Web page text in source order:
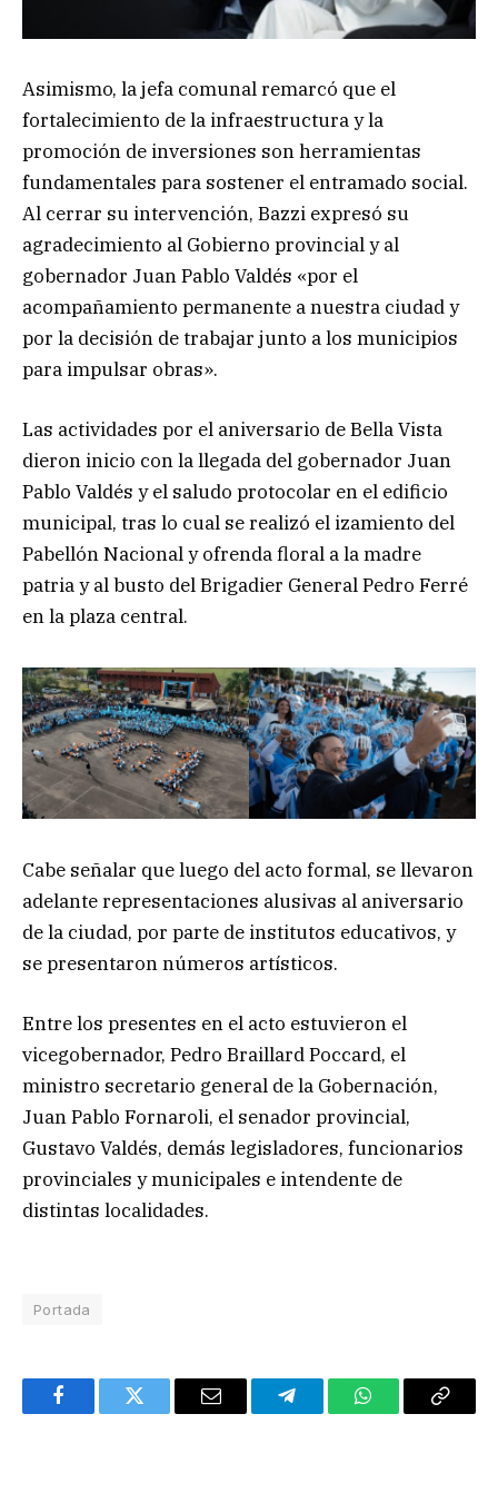
Asimismo, la jefa comunal remarcó que el
fortalecimiento de la infraestructura y la
promoción de inversiones son herramientas
fundamentales para sostener el entramado social.
Al cerrar su intervención, Bazzi expresó su
agradecimiento al Gobierno provincial y al
gobernador Juan Pablo Valdés «por el
acompañamiento permanente a nuestra ciudad y
por la decisión de trabajar junto a los municipios
para impulsar obras».
Las actividades por el aniversario de Bella Vista
dieron inicio con la llegada del gobernador Juan
Pablo Valdés y el saludo protocolar en el edificio
municipal, tras lo cual se realizó el izamiento del
Pabellón Nacional y ofrenda floral a la madre
patria y al busto del Brigadier General Pedro Ferré
en la plaza central.
Cabe señalar que luego del acto formal, se llevaron
adelante representaciones alusivas al aniversario
de la ciudad, por parte de institutos educativos, y
se presentaron números artísticos.
Entre los presentes en el acto estuvieron el
vicegobernador, Pedro Braillard Poccard, el
ministro secretario general de la Gobernación,
Juan Pablo Fornaroli, el senador provincial,
Gustavo Valdés, demás legisladores, funcionarios
provinciales y municipales e intendente de
distintas localidades.
Portada
FacebookTwitter Email TelegramWhatsAppCopy